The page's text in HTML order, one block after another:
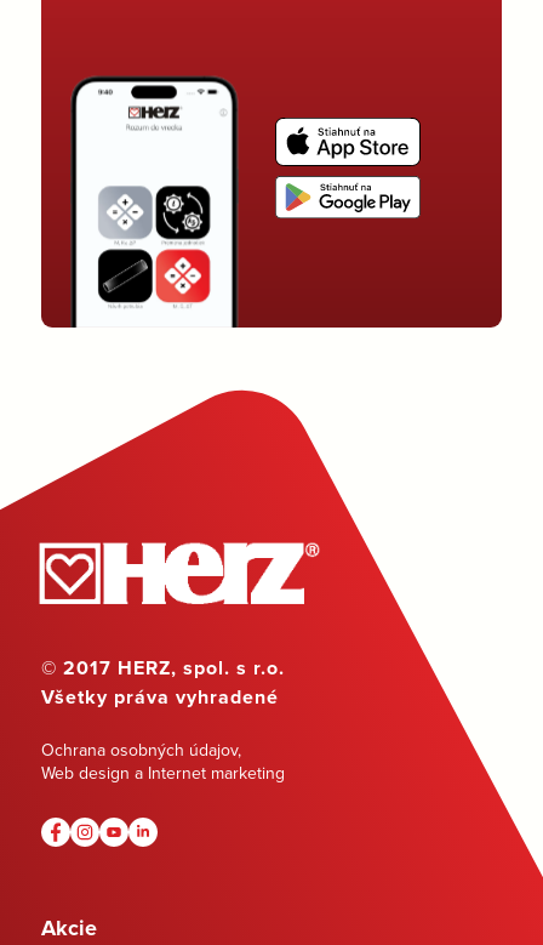
© 2017 HERZ, spol. s r.o.
Všetky práva vyhradené
Ochrana osobných údajov,
Web design a Internet marketing
Akcie